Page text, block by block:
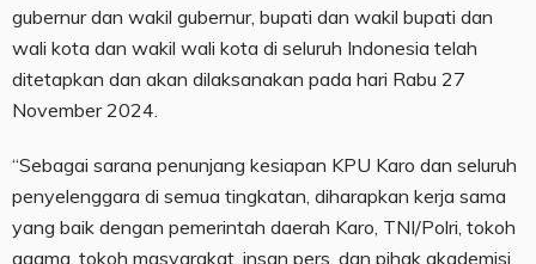
gubernur dan wakil gubernur, bupati dan wakil bupati dan
wali kota dan wakil wali kota di seluruh Indonesia telah
ditetapkan dan akan dilaksanakan pada hari Rabu 27
November 2024.
“Sebagai sarana penunjang kesiapan KPU Karo dan seluruh
penyelenggara di semua tingkatan, diharapkan kerja sama
yang baik dengan pemerintah daerah Karo, TNI/Polri, tokoh
agama, tokoh masyarakat, insan pers, dan pihak akademisi,